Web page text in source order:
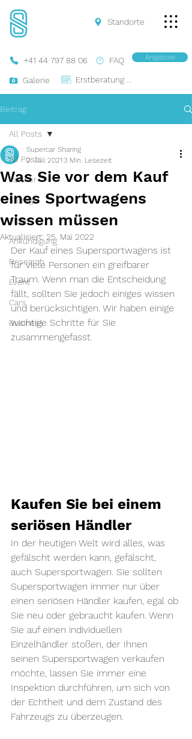
FAQ
+41 44 797 88 06
Galerie
Angebote
Standorte
Beitrag
All Posts
Partner
Storage
Tipps
Ankündigung
Research
Event
Cars
Business
All Posts
Was Sie vor dem Kauf
eines Sportwagens
wissen müssen
Supercar Sharing
2. Juli 2021 3 Min. Lesezeit
Aktualisiert: 25. Mai 2022
Der Kauf eines Supersportwagens ist
für viele Personen ein greifbarer
Traum. Wenn man die Entscheidung
fällt, sollten Sie jedoch einiges wissen
und berücksichtigen. Wir haben einige
wichtige Schritte für Sie
zusammengefasst.
Kaufen Sie bei einem
seriösen Händler
In der heutigen Welt wird alles, was
gefälscht werden kann, gefälscht,
auch Supersportwagen. Sie sollten
Supersportwagen immer nur über
einen seriösen Händler kaufen, egal ob
Sie neu oder gebraucht kaufen. Wenn
Sie auf einen individuellen
Einzelhändler stoßen, der Ihnen
seinen Supersportwagen verkaufen
möchte, lassen Sie immer eine
Inspektion durchführen, um sich von
der Echtheit und dem Zustand des
Fahrzeugs zu überzeugen.